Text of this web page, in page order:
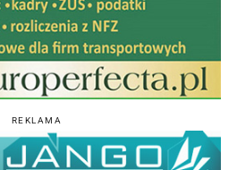
REKLAMA